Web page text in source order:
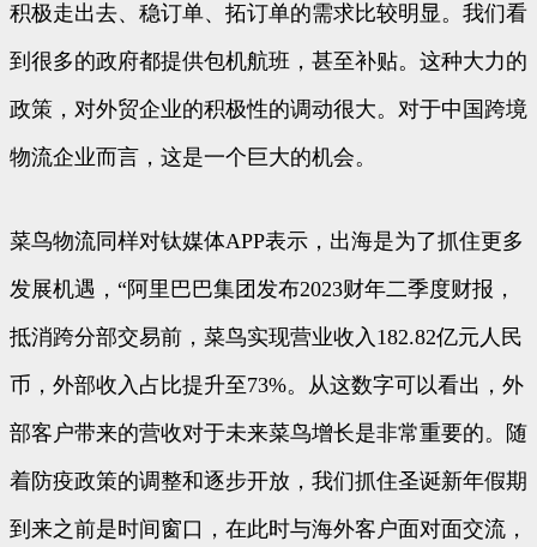
积极走出去、稳订单、拓订单的需求比较明显。我们看
到很多的政府都提供包机航班，甚至补贴。这种大力的
政策，对外贸企业的积极性的调动很大。对于中国跨境
物流企业而言，这是一个巨大的机会。
菜鸟物流同样对钛媒体APP表示，出海是为了抓住更多
发展机遇，“阿里巴巴集团发布2023财年二季度财报，
抵消跨分部交易前，菜鸟实现营业收入182.82亿元人民
币，外部收入占比提升至73%。从这数字可以看出，外
部客户带来的营收对于未来菜鸟增长是非常重要的。随
着防疫政策的调整和逐步开放，我们抓住圣诞新年假期
到来之前是时间窗口，在此时与海外客户面对面交流，